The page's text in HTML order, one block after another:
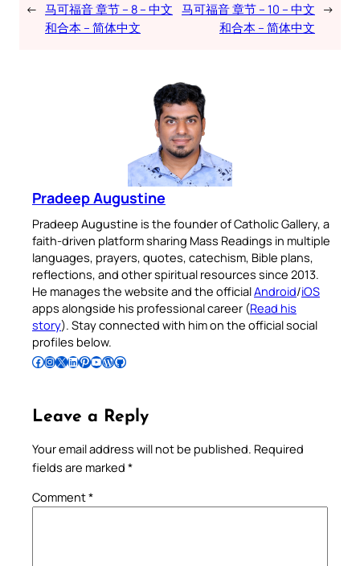
← 马可福音 章节 – 8 – 中文
和合本 – 简体中文
马可福音 章节 – 10 – 中文
和合本 – 简体中文
→
Pradeep Augustine
Pradeep Augustine is the founder of Catholic Gallery, a
faith-driven platform sharing Mass Readings in multiple
languages, prayers, quotes, catechism, Bible plans,
reflections, and other spiritual resources since 2013.
He manages the website and the officialAndroid/iOS
apps alongside his professional career (Read his
story). Stay connected with him on the official social
profiles below.
Follow Pradeep on Facebook Follow Pradeep on InstagramFollow Pradeep on X Follow Pradeep on LinkedIn Follow Pradeep on Pinterest Subscribe to Pradeep’s Youtube Channel Follow Pradeep on WordPress Follow Pradeep on GitHub
Leave a Reply
Your email address will not be published. Required
fields are marked *
Comment*